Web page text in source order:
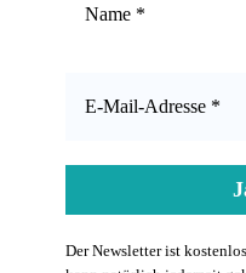
Der Newsletter ist